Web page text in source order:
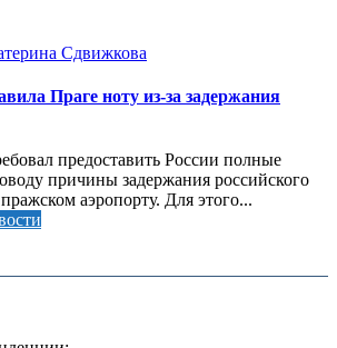
Сдвижкова
Праге ноту из-за задержания
предоставить России полные
причины задержания российского
аэропорту. Для этого...